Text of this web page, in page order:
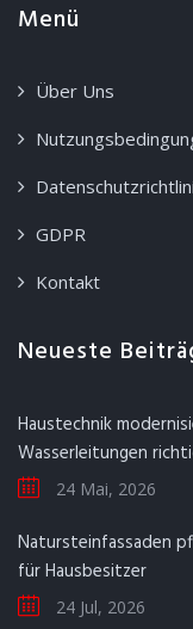
Menü
Über Uns
GDPR
Kontakt
Neueste
Haustechnik
Wasserleitungen
24 Mai, 2026
Natursteinfassaden
für Hausbesitzer
24 Jul, 2026